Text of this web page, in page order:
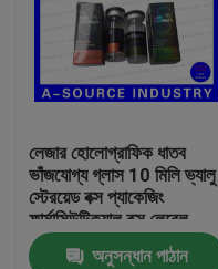
লেজার হোলোগ্রাফিক ধাতব
ভাঁজযোগ্য গ্লাস 10 মিলি ভ্যালু
স্টেরয়েড বক্স প্যাকেজিং
ফার্মাসিউটিক্যাল বক্স লেবেল
অনুসন্ধান পাঠান